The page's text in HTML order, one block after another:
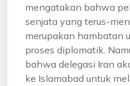
mengatakan bahwa
senjata yang terus-
merupakan hambatan
proses diplomatik.
bahwa delegasi Iran
ke Islamabad untuk